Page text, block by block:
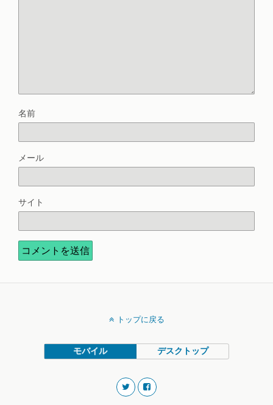
名前
メール
サイト
トップに戻る
モバイル デスクトップ